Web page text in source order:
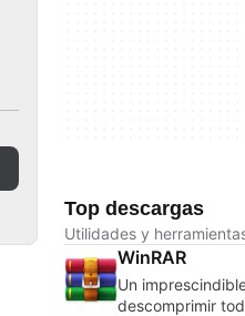
Top descargas
Utilidades y
WinRAR
Un
descomprimir